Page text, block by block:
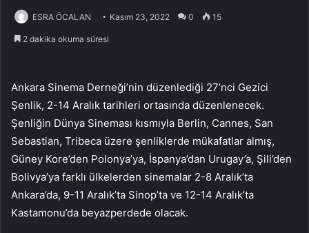
ESRA ÖCALAN Kasım 23, 2022 0 15
2 dakika okuma süresi
Ankara Sinema Derneği’nin düzenlediği 27’nci Gezici
Şenlik, 2-14 Aralık tarihleri ortasında düzenlenecek.
Şenliğin Dünya Sineması kısmıyla Berlin, Cannes, San
Sebastian, Tribeca üzere şenliklerde mükafatlar almış,
Güney Kore’den Polonya’ya, İspanya’dan Urugay’a, Şili’den
Bolivya’ya farklı ülkelerden sinemalar 2-8 Aralık’ta
Ankara’da, 9-11 Aralık’ta Sinop’ta ve 12-14 Aralık’ta
Kastamonu’da beyazperdede olacak.